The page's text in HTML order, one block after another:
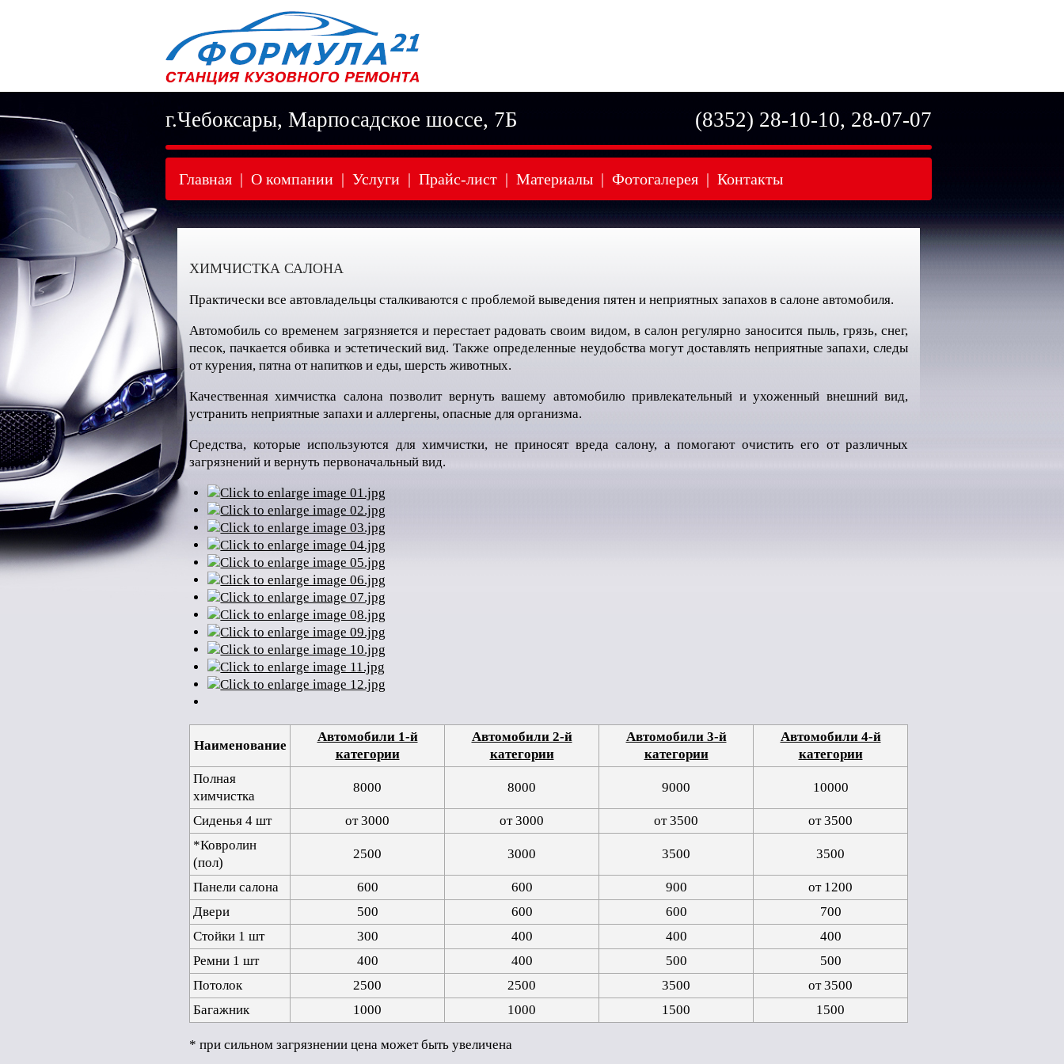
(8352) 28-10-10, 28-07-07
г.Чебоксары, Марпосадское шоссе, 7Б
Главная | О компании | Услуги | Прайс-лист | Материалы | Фотогалерея | Контакты
ХИМЧИСТКА САЛОНА
Практически все автовладельцы сталкиваются с проблемой выведения пятен и неприятных запахов в салоне автомобиля.
Автомобиль со временем загрязняется и перестает радовать своим видом, в салон регулярно заносится пыль, грязь, снег,
песок, пачкается обивка и эстетический вид. Также определенные неудобства могут доставлять неприятные запахи, следы
от курения, пятна от напитков и еды, шерсть животных.
Качественная химчистка салона позволит вернуть вашему автомобилю привлекательный и ухоженный внешний вид,
устранить неприятные запахи и аллергены, опасные для организма.
Средства, которые используются для химчистки, не приносят вреда салону, а помогают очистить его от различных
загрязнений и вернуть первоначальный вид.
Наименование
Автомобили 1-й
категории
Автомобили 2-й
категории
Автомобили 3-й
категории
Автомобили 4-й
категории
Полная
химчистка
8000 8000 9000 10000
Сиденья 4 шт от 3000 от 3000 от 3500
от 3500
*Ковролин
(пол)
2500 3000 3500 3500
Панели салона 600 600 900
от 1200
Двери
500 600 600
700
Стойки 1 шт
300 400 400
400
Ремни 1 шт
400 400 500
500
Потолок
2500 2500 3500
от 3500
Багажник
1000 1000 1500 1500
* при сильном загрязнении цена может быть увеличена